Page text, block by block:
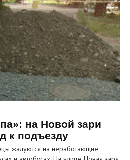
на Новой зари
к подъезду
жалуются на неработающие